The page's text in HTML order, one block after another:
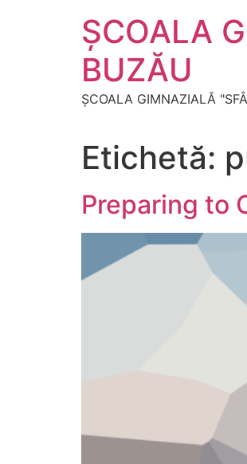
ŞCOALA
BUZĂU
ŞCOALA GIMNAZIALĂ
Etichetă:
Preparing to